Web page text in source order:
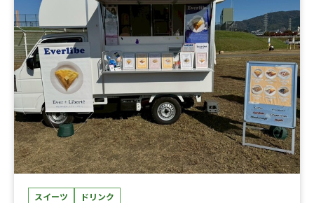
スイーツ ドリンク